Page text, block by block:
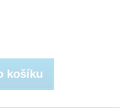
košíku